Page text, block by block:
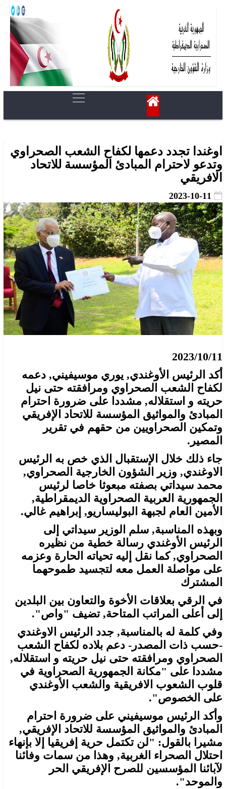
اوغندا تجدد دعمها لكفاح الشعب الصحراوي
وتدعو لاحترام المبادئ المؤسسة للاتحاد
الافريقي
2023-10-11
2023/10/11
أكد الرئيس الأوغندي, يوري موسيفيني, دعمه
لكفاح الشعب الصحراوي ومرافقته حتى نيل
حريته و استقلاله, مشددا على ضرورة احترام
المبادئ والمواثيق المؤسسة للاتحاد الإفريقي
وتمكين الصحراويين من حقهم في تقرير
المصير.
جاء ذلك خلال الإستقبال الذي خص به الرئيس
الاوغندي, وزير الشؤون الخارجية الصحراوي,
محمد سيداتي بصفته مبعوثا خاصا لرئيس
الجمهورية العربية الصحراوية الديمقراطية,
الأمين العام لجبهة البوليساريو, إبراهيم غالي.
وبهذه المناسبة, سلم الوزير سيداتي إلى
الرئيس الأوغندي رسالة خطية من نظيره
الصحراوي, كما نقل إليه تحياته الحارة وعزمه
على مواصلة العمل معه لتجسيد طموحهما
المشترك
في الرقي بعلاقات الأخوة والتعاون بين البلدين
إلى أعلى المراتب المتاحة, تضيف "واص".
وفي كلمة له بالمناسبة, جدد الرئيس الاوغندي
-حسب ذات المصدر- دعم بلاده لكفاح الشعب
الصحراوي ومرافقته حتى نيل حريته و استقلاله,
مشددا على "مكانة الجمهورية الصحراوية في
قلوب الشعوب الافريقية والشعب الأوغندي
على الخصوص".
وأكد الرئيس موسيفيني على ضرورة احترام
المبادئ والمواثيق المؤسسة للاتحاد الإفريقي,
مشيرا بالقول: "لن تكتمل حرية إفريقيا إلا بإنهاء
احتلال الصحراء الغربية, وهذا من سمات وفائنا
لآبائنا المؤسسين للصرح الإفريقي الحر
والموحد".